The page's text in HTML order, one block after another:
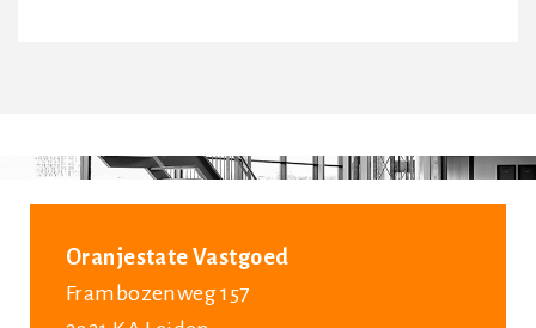
Oranjestate Vastgoed
Frambozenweg 157